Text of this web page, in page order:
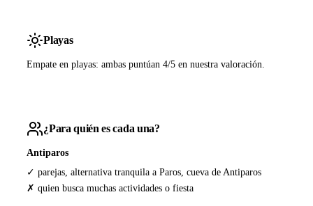
Playas
Empate en playas: ambas puntúan 4/5 en nuestra valoración.
¿Para quién es cada una?
Antiparos
✓ parejas, alternativa tranquila a Paros, cueva de Antiparos
✗ quien busca muchas actividades o fiesta